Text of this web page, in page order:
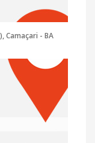
Camaçari - BA